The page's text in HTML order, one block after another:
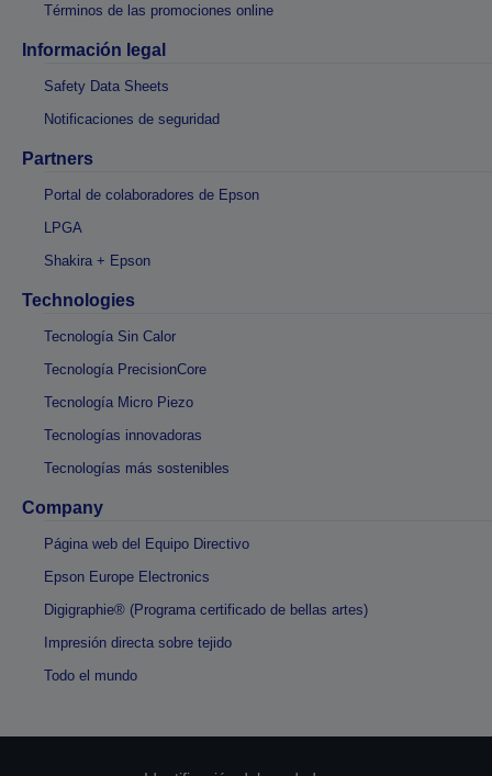
Términos de las promociones online
Información legal
Safety Data Sheets
Notificaciones de seguridad
Partners
Portal de colaboradores de Epson
LPGA
Shakira + Epson
Technologies
Tecnología Sin Calor
Tecnología PrecisionCore
Tecnología Micro Piezo
Tecnologías innovadoras
Tecnologías más sostenibles
Company
Página web del Equipo Directivo
Epson Europe Electronics
Digigraphie® (Programa certificado de bellas artes)
Impresión directa sobre tejido
Todo el mundo